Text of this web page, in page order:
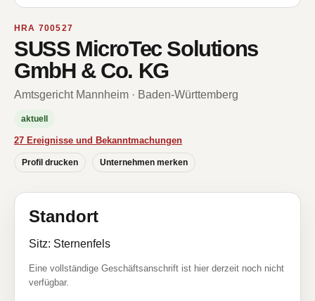
HRA 700527
SUSS MicroTec Solutions
GmbH & Co. KG
Amtsgericht Mannheim · Baden-Württemberg
aktuell
27 Ereignisse und Bekanntmachungen
Profil drucken Unternehmen merken
Standort
Sitz: Sternenfels
Eine vollständige Geschäftsanschrift ist hier derzeit noch nicht
verfügbar.